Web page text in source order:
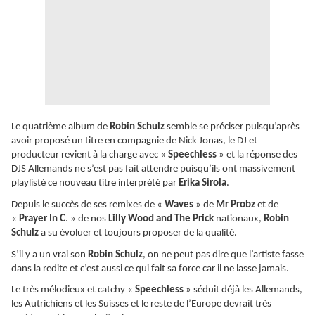
Le quatrième album de Robin Schulz semble se préciser puisqu’après
avoir proposé un titre en compagnie de Nick Jonas, le DJ et
producteur revient à la charge avec « Speechless » et la réponse des
DJS Allemands ne s’est pas fait attendre puisqu’ils ont massivement
playlisté ce nouveau titre interprété par Erika Sirola.
Depuis le succès de ses remixes de « Waves » de Mr Probz et de
« Prayer In C. » de nos Lilly Wood and The Prick nationaux, Robin
Schulz a su évoluer et toujours proposer de la qualité.
S’il y a un vrai son Robin Schulz, on ne peut pas dire que l’artiste fasse
dans la redite et c’est aussi ce qui fait sa force car il ne lasse jamais.
Le très mélodieux et catchy « Speechless » séduit déjà les Allemands,
les Autrichiens et les Suisses et le reste de l’Europe devrait très